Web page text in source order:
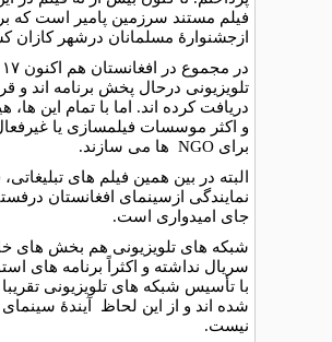
فيلم مستند سرزمين پامير است كه
ازجشنوارۀ مسلمانان درشهر كازان
تلويزيونی درحال پخش برنامه
دريافت کرده اند. اما با تمام اين
و اكثر موسسات فیلمسازی يا
برای NGO ها می سازند.
البته در بين همين فیلم های
نمايندگى ازسينمای افغانستان
جای اميدواری است.
شبكه های تلويزيونی هم بخش های
سريال نداشته و اكثراً برنامه های
با تأسيس شبكه های تلويزيونی
شده اند و از اين لحاظ آيندۀ
نیست.